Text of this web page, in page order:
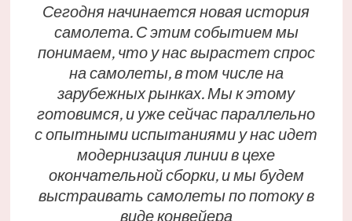
Сегодня начинается новая история
самолета. С этим событием мы
понимаем, что у нас вырастет спрос
на самолеты, в том числе на
зарубежных рынках. Мы к этому
готовимся, и уже сейчас параллельно
с опытными испытаниями у нас идет
модернизация линии в цехе
окончательной сборки, и мы будем
выстраивать самолеты по потоку в
виде конвейера